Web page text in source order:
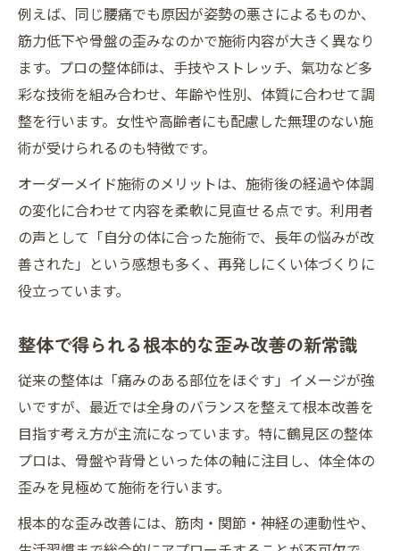
例えば、同じ腰痛でも原因が姿勢の悪さによるものか、
筋力低下や骨盤の歪みなのかで施術内容が大きく異なり
ます。プロの整体師は、手技やストレッチ、氣功など多
彩な技術を組み合わせ、年齢や性別、体質に合わせて調
整を行います。女性や高齢者にも配慮した無理のない施
術が受けられるのも特徴です。
オーダーメイド施術のメリットは、施術後の経過や体調
の変化に合わせて内容を柔軟に見直せる点です。利用者
の声として「自分の体に合った施術で、長年の悩みが改
善された」という感想も多く、再発しにくい体づくりに
役立っています。
整体で得られる根本的な歪み改善の新常識
従来の整体は「痛みのある部位をほぐす」イメージが強
いですが、最近では全身のバランスを整えて根本改善を
目指す考え方が主流になっています。特に鶴見区の整体
プロは、骨盤や背骨といった体の軸に注目し、体全体の
歪みを見極めて施術を行います。
根本的な歪み改善には、筋肉・関節・神経の連動性や、